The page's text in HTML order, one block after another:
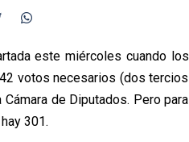
este miércoles cuando los
votos necesarios (dos tercios
de Diputados. Pero para
301.